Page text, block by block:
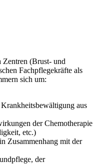
Zentren (Brust- und
Fachpflegekräfte als
sich um:
aus
der Chemotherapie
etc.)
Zusammenhang mit der
der